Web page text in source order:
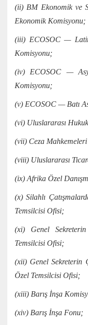
(ii) BM Ekonomik ve
Ekonomik Komisyonu;
(iii) ECOSOC —
Komisyonu;
(iv) ECOSOC —
Komisyonu;
(v) ECOSOC — Batı
(vi) Uluslararası
(vii) Ceza
(viii) Uluslararası
(ix) Afrika Özel
(x) Silahlı
Temsilcisi Ofisi;
(xi) Genel
Temsilcisi Ofisi;
(xii) Genel Sekreterin
Özel Temsilcisi Ofisi;
(xiii) Barış İnşa
(xiv) Barış İnşa Fonu;